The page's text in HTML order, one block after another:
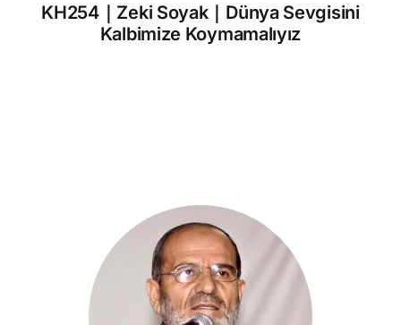
KH254｜Zeki Soyak｜Dünya Sevgisini
Kalbimize Koymamalıyız